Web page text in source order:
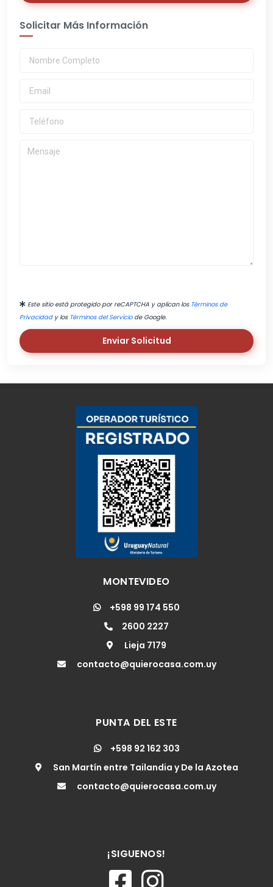
Solicitar Más Información
Este sitio está protegido por reCAPTCHA y aplican los Términos de
Privacidady los Términos del Serviciode Google.
Enviar Solicitud
MONTEVIDEO
+598 99 174 550
2600 2227
Lieja 7179
contacto@quierocasa.com.uy
PUNTA DEL ESTE
+598 92 162 303
San Martín entre Tailandia y De la Azotea
contacto@quierocasa.com.uy
¡SIGUENOS!